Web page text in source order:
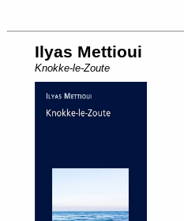
Ilyas Mettioui
Knokke-le-Zoute